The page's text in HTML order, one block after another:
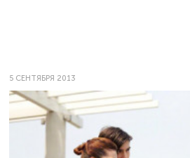
5 СЕНТЯБРЯ 2013